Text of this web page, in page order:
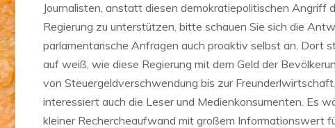
Journalisten, anstatt diesen demokratiepolitischen Angriff
Regierung zu unterstützen, bitte schauen Sie sich die
parlamentarische Anfragen auch proaktiv selbst an. Dort
auf weiß, wie diese Regierung mit dem Geld der
von Steuergeldverschwendung bis zur
interessiert auch die Leser und Medienkonsumenten. Es
kleiner Rechercheaufwand mit großem Informationswert